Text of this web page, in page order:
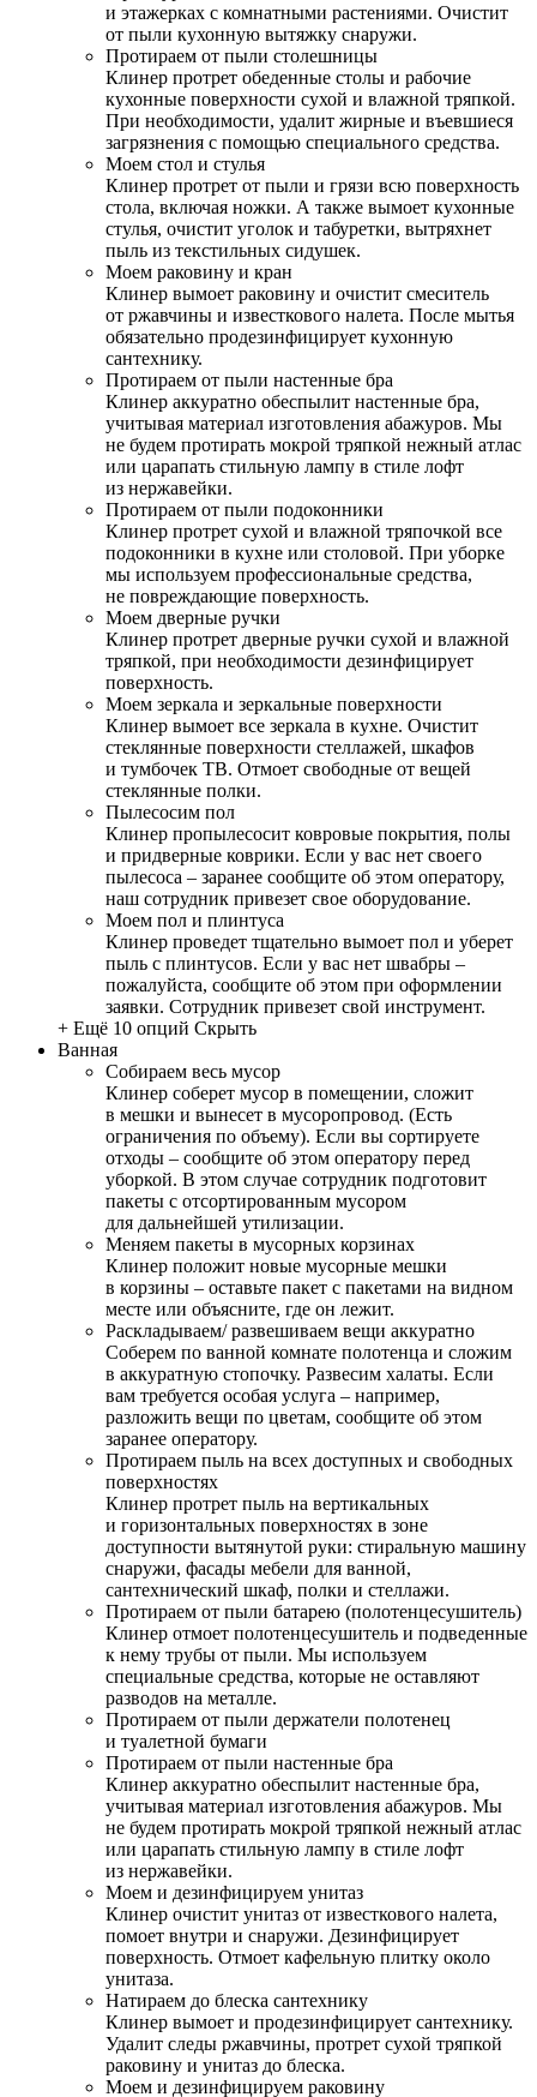
и этажерках с комнатными растениями. Очистит
от пыли кухонную вытяжку снаружи.
Протираем от пыли столешницы
Клинер протрет обеденные столы и рабочие
кухонные поверхности сухой и влажной тряпкой.
При необходимости, удалит жирные и въевшиеся
загрязнения с помощью специального средства.
Моем стол и стулья
Клинер протрет от пыли и грязи всю поверхность
стола, включая ножки. А также вымоет кухонные
стулья, очистит уголок и табуретки, вытряхнет
пыль из текстильных сидушек.
Моем раковину и кран
Клинер вымоет раковину и очистит смеситель
от ржавчины и известкового налета. После мытья
обязательно продезинфицирует кухонную
сантехнику.
Протираем от пыли настенные бра
Клинер аккуратно обеспылит настенные бра,
учитывая материал изготовления абажуров. Мы
не будем протирать мокрой тряпкой нежный атлас
или царапать стильную лампу в стиле лофт
из нержавейки.
Протираем от пыли подоконники
Клинер протрет сухой и влажной тряпочкой все
подоконники в кухне или столовой. При уборке
мы используем профессиональные средства,
не повреждающие поверхность.
Моем дверные ручки
Клинер протрет дверные ручки сухой и влажной
тряпкой, при необходимости дезинфицирует
поверхность.
Моем зеркала и зеркальные поверхности
Клинер вымоет все зеркала в кухне. Очистит
стеклянные поверхности стеллажей, шкафов
и тумбочек ТВ. Отмоет свободные от вещей
стеклянные полки.
Пылесосим пол
Клинер пропылесосит ковровые покрытия, полы
и придверные коврики. Если у вас нет своего
пылесоса – заранее сообщите об этом оператору,
наш сотрудник привезет свое оборудование.
Моем пол и плинтуса
Клинер проведет тщательно вымоет пол и уберет
пыль с плинтусов. Если у вас нет швабры –
пожалуйста, сообщите об этом при оформлении
заявки. Сотрудник привезет свой инструмент.
+ Ещё 10 опций Скрыть
Ванная
Собираем весь мусор
Клинер соберет мусор в помещении, сложит
в мешки и вынесет в мусоропровод. (Есть
ограничения по объему). Если вы сортируете
отходы – сообщите об этом оператору перед
уборкой. В этом случае сотрудник подготовит
пакеты с отсортированным мусором
для дальнейшей утилизации.
Меняем пакеты в мусорных корзинах
Клинер положит новые мусорные мешки
в корзины – оставьте пакет с пакетами на видном
месте или объясните, где он лежит.
Раскладываем/ развешиваем вещи аккуратно
Соберем по ванной комнате полотенца и сложим
в аккуратную стопочку. Развесим халаты. Если
вам требуется особая услуга – например,
разложить вещи по цветам, сообщите об этом
заранее оператору.
Протираем пыль на всех доступных и свободных
поверхностях
Клинер протрет пыль на вертикальных
и горизонтальных поверхностях в зоне
доступности вытянутой руки: стиральную машину
снаружи, фасады мебели для ванной,
сантехнический шкаф, полки и стеллажи.
Протираем от пыли батарею (полотенцесушитель)
Клинер отмоет полотенцесушитель и подведенные
к нему трубы от пыли. Мы используем
специальные средства, которые не оставляют
разводов на металле.
Протираем от пыли держатели полотенец
и туалетной бумаги
Протираем от пыли настенные бра
Клинер аккуратно обеспылит настенные бра,
учитывая материал изготовления абажуров. Мы
не будем протирать мокрой тряпкой нежный атлас
или царапать стильную лампу в стиле лофт
из нержавейки.
Моем и дезинфицируем унитаз
Клинер очистит унитаз от известкового налета,
помоет внутри и снаружи. Дезинфицирует
поверхность. Отмоет кафельную плитку около
унитаза.
Натираем до блеска сантехнику
Клинер вымоет и продезинфицирует сантехнику.
Удалит следы ржавчины, протрет сухой тряпкой
раковину и унитаз до блеска.
Моем и дезинфицируем раковину